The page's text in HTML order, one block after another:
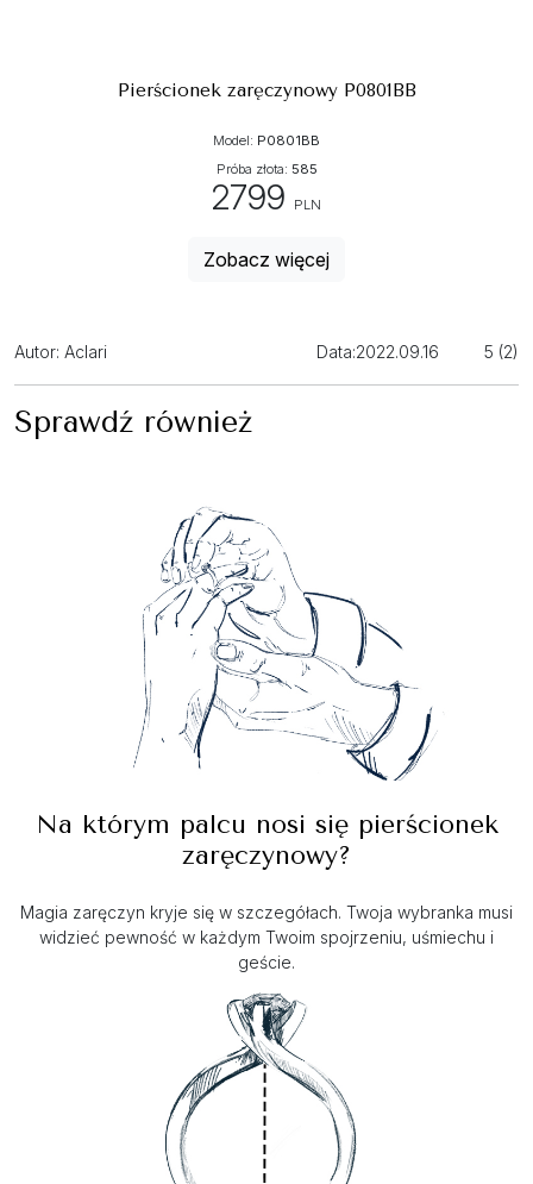
Pierścionek zaręczynowy P0801BB
Model: P0801BB
Próba złota: 585
2799 PLN
Zobacz więcej
Autor: Aclari Data:2022.09.16 5 (2)
Sprawdź również
Na którym palcu nosi się pierścionek
zaręczynowy?
Magia zaręczyn kryje się w szczegółach. Twoja wybranka musi
widzieć pewność w każdym Twoim spojrzeniu, uśmiechu i
geście.